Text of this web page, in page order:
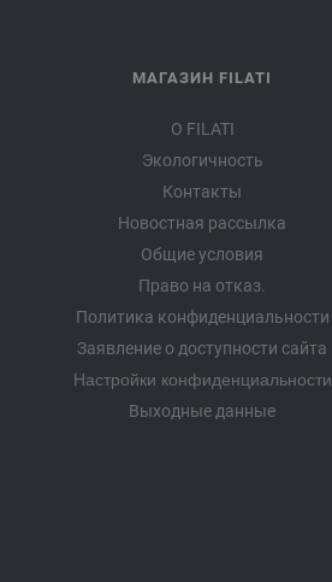
МАГАЗИН FILATI
О FILATI
Экологичность
Контакты
Новостная рассылка
Общие условия
Право на отказ.
Политика конфиденциальности
Заявление о доступности сайта
Настройки конфиденциальности
Выходные данные